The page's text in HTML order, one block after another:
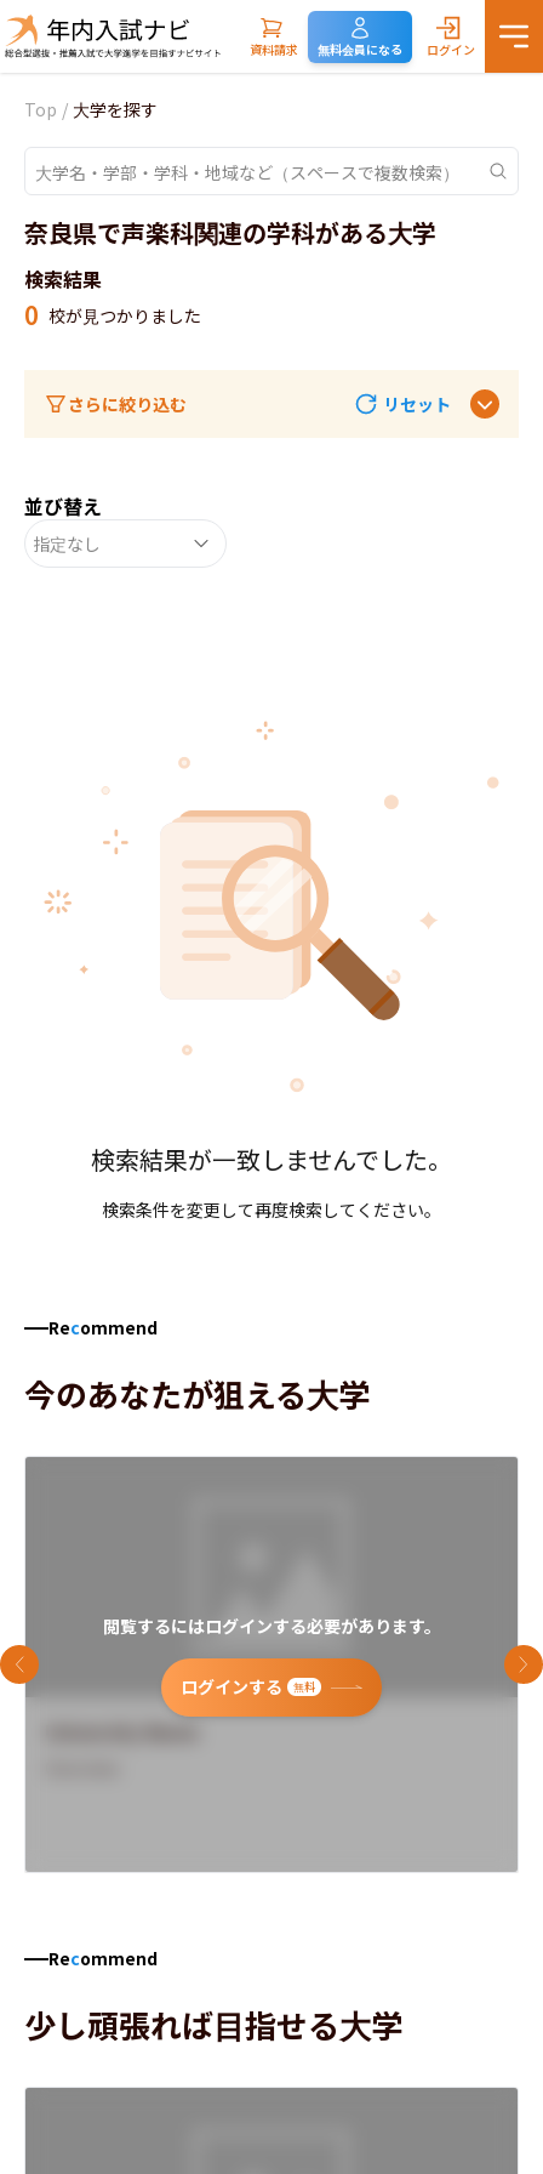
資料請求 無料会員になる ログイン
Top / 大学を探す
奈良県で声楽科関連の学科がある大学
検索結果
0 校が見つかりました
さらに絞り込む リセット
並び替え
指定なし
検索結果が一致しませんでした。
検索条件を変更して再度検索してください。
Recommend
今のあなたが狙える大学
閲覧するにはログインする必要があります。
ログインする 無料
前のスライド 次
Recommend
少し頑張れば目指せる大学